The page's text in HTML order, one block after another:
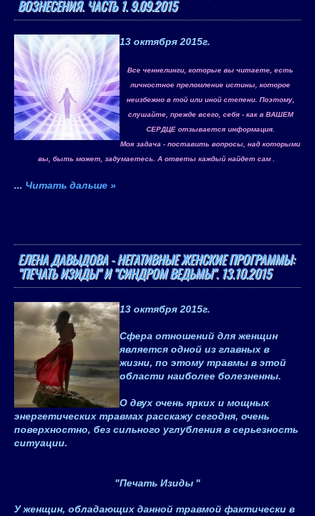
ВОЗНЕСЕНИЯ. ЧАСТЬ 1. 9.09.2015
13 октября 2015г.
Все ченнелинги, которые вы читаете, есть
личностное преломление истины, которое
неизбежно в той или иной степени. Поэтому,
слушайте, прежде всего, себя - как в ВАШЕМ
СЕРДЦЕ отзывается информация.
Моя задача - поставить вопросы, над которыми
вы, быть может, задумаетесь. А ответы каждый найдет сам .
... Читать дальше »
ЕЛЕНА ДАВЫДОВА - НЕГАТИВНЫЕ ЖЕНСКИЕ ПРОГРАММЫ:
"ПЕЧАТЬ ИЗИДЫ" И "СИНДРОМ ВЕДЬМЫ". 13.10.2015
13 октября 2015г.
Сфера отношений для женщин
является одной из главных в
жизни, по этому травмы в этой
области наиболее болезненны.
О двух очень ярких и мощных
энергетических травмах расскажу сегодня, очень
поверхностно, без сильного углубления в серьезность
ситуации.
"Печать Изиды "
У женщин, обладающих данной травмой фактически в